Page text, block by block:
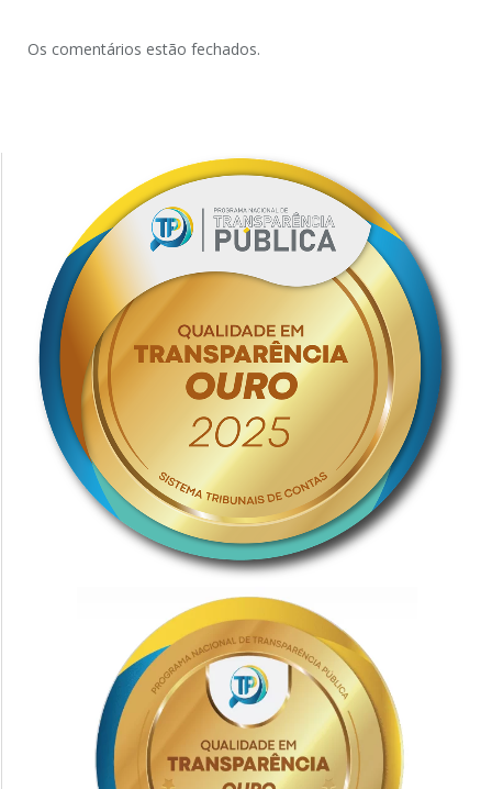
Os comentários estão fechados.